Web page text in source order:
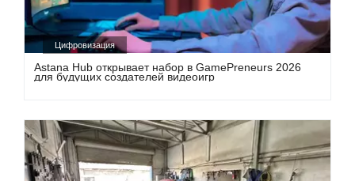
Цифровизация
Astana Hub открывает набор в GamePreneurs 2026
для будущих создателей видеоигр